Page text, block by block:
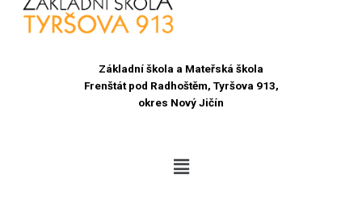
Základní škola a Mateřská škola
Frenštát pod Radhoštěm, Tyršova 913,
okres Nový Jičín